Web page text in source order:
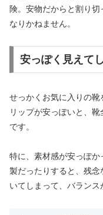
険。安物だからと割り
なりかねません。
安っぽく見えて
せっかくお気に入りの
リップが安っぽいと、
です。
特に、素材感が安っぽ
製だったりすると、残
いてしまって、バランス